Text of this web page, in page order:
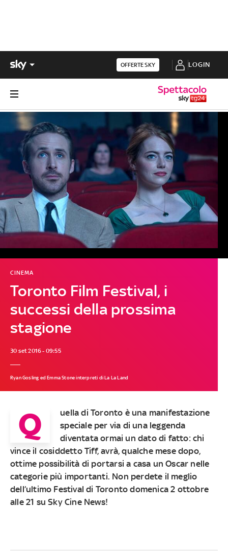
OFFERTE SKY LOGIN
Toronto Film Festival, i
successi della prossima
stagione
CINEMA
30 set 2016 - 09:55
Ryan Gosling ed Emma Stone interpreti di La La Land
Q
uella di Toronto è una manifestazione
speciale per via di una leggenda
diventata ormai un dato di fatto: chi
vince il cosiddetto Tiff, avrà, qualche mese dopo,
ottime possibilità di portarsi a casa un Oscar nelle
categorie più importanti. Non perdete il meglio
dell’ultimo Festival di Toronto domenica 2 ottobre
alle 21 su Sky Cine News!